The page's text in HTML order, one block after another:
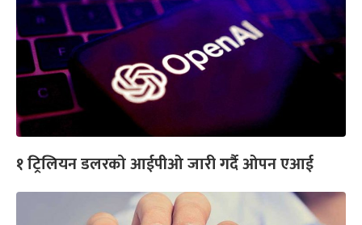
१ ट्रिलियन डलरको आईपीओ जारी गर्दै ओपन एआई